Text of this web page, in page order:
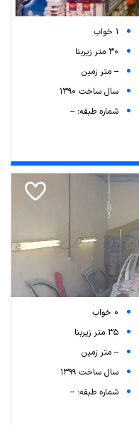
1 خواب
30 متر زیربنا
-- متر زمین
سال ساخت 1390
شماره طبقه: --
0 خواب
35 متر زیربنا
-- متر زمین
سال ساخت 1399
شماره طبقه: --